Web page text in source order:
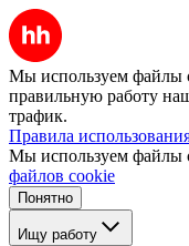
Мы используем файлы
правильную работу
трафик.
Правила
Мы используем файлы
файлов cookie
Понятно
Ищу работу